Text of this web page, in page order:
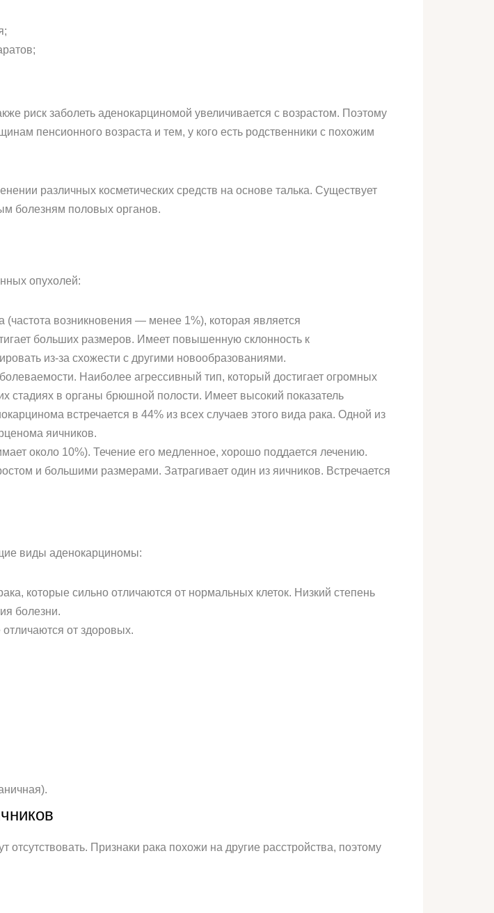
риск заболеть аденокарциномой увеличивается с возрастом. Поэтому
пенсионного возраста и тем, у кого есть родственники с похожим
различных косметических средств на основе талька. Существует
болезням половых органов.
опухолей:
возникновения — менее 1%), которая является
больших размеров. Имеет повышенную склонность к
из-за схожести с другими новообразованиями.
Наиболее агрессивный тип, который достигает огромных
стадиях в органы брюшной полости. Имеет высокий показатель
встречается в 44% из всех случаев этого вида рака. Одной из
яичников.
около 10%). Течение его медленное, хорошо поддается лечению.
и большими размерами. Затрагивает один из яичников. Встречается
виды аденокарциномы:
которые сильно отличаются от нормальных клеток. Низкий степень
болезни.
от здоровых.
Признаки рака похожи на другие расстройства, поэтому